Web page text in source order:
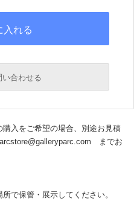
い合わせる
入をご希望の場合、別途お見積
までお
で保管・展示してください。